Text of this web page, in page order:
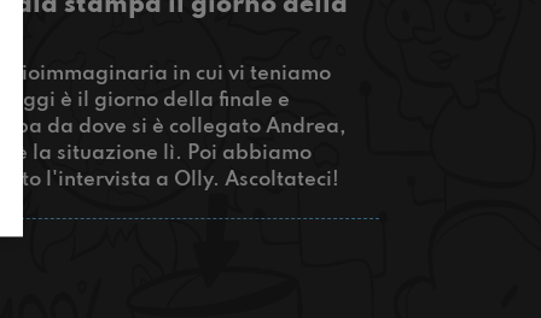
in cui vi teniamo
Oggi è il giorno della finale e
da dove si è collegato Andrea,
è la situazione lì. Poi abbiamo
l'intervista a Olly. Ascoltateci!